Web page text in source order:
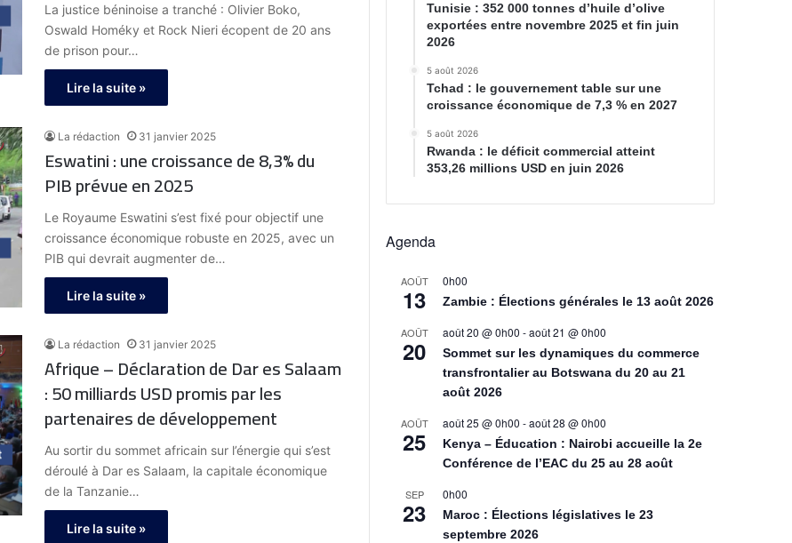
La justice béninoise a tranché : Olivier Boko,
Oswald Homéky et Rock Nieri écopent de 20 ans
de prison pour…
Lire la suite »
La rédaction 31 janvier 2025
Eswatini : une croissance de 8,3% du
PIB prévue en 2025
Le Royaume Eswatini s’est fixé pour objectif une
croissance économique robuste en 2025, avec un
PIB qui devrait augmenter de…
Lire la suite »
La rédaction 31 janvier 2025
Afrique – Déclaration de Dar es Salaam
: 50 milliards USD promis par les
partenaires de développement
Au sortir du sommet africain sur l’énergie qui s’est
déroulé à Dar es Salaam, la capitale économique
de la Tanzanie…
Lire la suite »
Tunisie : 352 000 tonnes d’huile d’olive
exportées entre novembre 2025 et fin juin
2026
5 août 2026
Tchad : le gouvernement table sur une
croissance économique de 7,3 % en 2027
5 août 2026
Rwanda : le déficit commercial atteint
353,26 millions USD en juin 2026
Agenda
AOÛT
13
0h00
Zambie : Élections générales le 13 août 2026
AOÛT
20
août 20 @ 0h00 -août 21 @ 0h00
Sommet sur les dynamiques du commerce
transfrontalier au Botswana du 20 au 21
août 2026
AOÛT
25
août 25 @ 0h00 -août 28 @ 0h00
Kenya – Éducation : Nairobi accueille la 2e
Conférence de l’EAC du 25 au 28 août
SEP
23
0h00
Maroc : Élections législatives le 23
septembre 2026